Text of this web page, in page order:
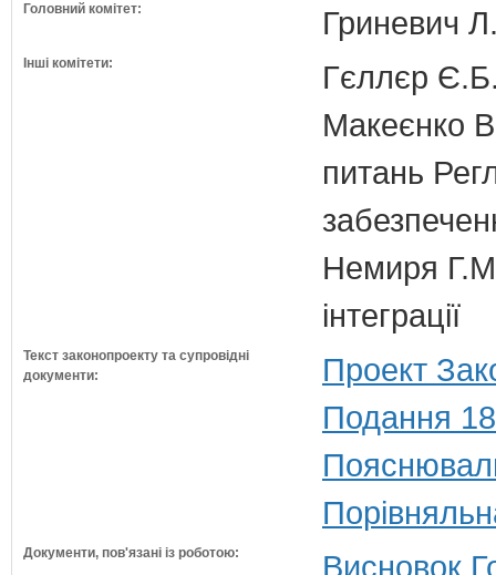
Головний комітет: Гриневич
Інші комітети:
Гєллєр
Макеєнко
питань
Немиря
інтеграції
Текст законопроекту та супровідні
документи:
Проект
Подання
Документи, пов'язані із роботою: Висновок